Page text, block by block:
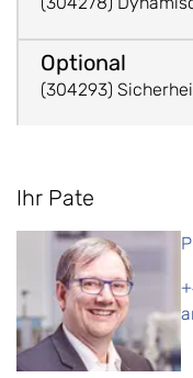
(304293)
Ihr Pate